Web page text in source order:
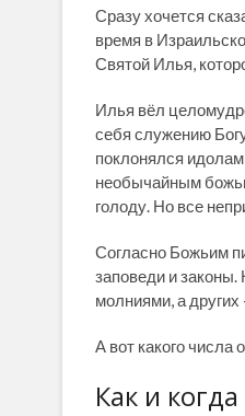
Сразу хочется
время в
Святой Илья,
Илья вёл
себя служению
поклонялся
необычайным
голоду. Но все
Согласно Божьим
заповеди и
молниями, а
А вот какого числа
Как и